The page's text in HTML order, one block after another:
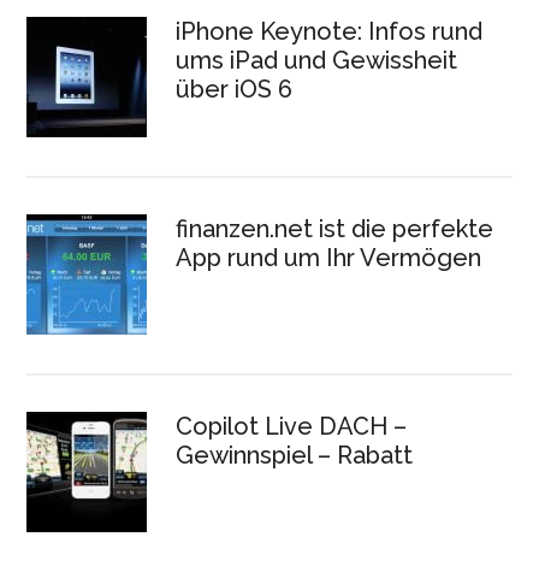
iPhone Keynote: Infos rund
ums iPad und Gewissheit
über iOS 6
finanzen.net ist die perfekte
App rund um Ihr Vermögen
Copilot Live DACH –
Gewinnspiel – Rabatt